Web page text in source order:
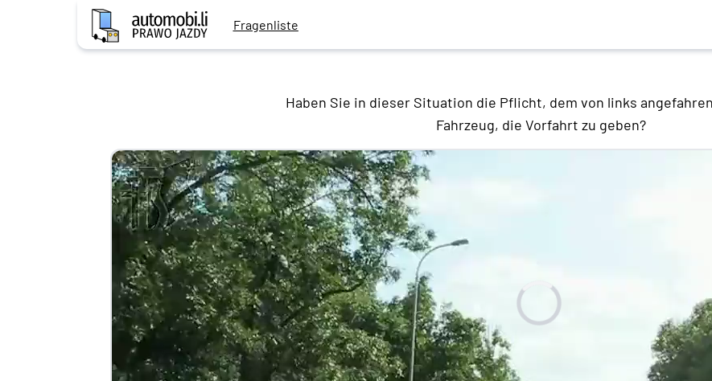
Fragenliste
Haben Sie in dieser Situation die Pflicht, dem von links
Fahrzeug, die Vorfahrt zu geben?